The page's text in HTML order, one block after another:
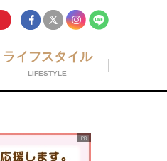
ライフスタイル
LIFESTYLE